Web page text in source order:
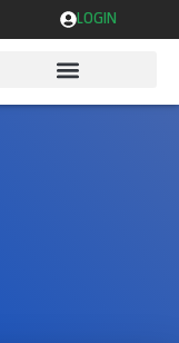
LOGIN